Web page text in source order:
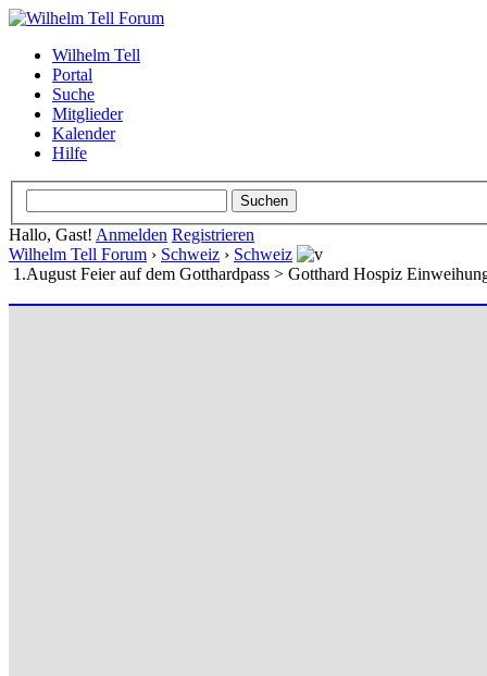
Wilhelm Tell
Portal
Suche
Mitglieder
Kalender
Hilfe
Hallo, Gast! Anmelden Registrieren
Wilhelm Tell Forum › Schweiz › Schweiz
1.August Feier auf dem Gotthardpass > Gotthard Hospiz